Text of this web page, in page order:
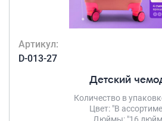
Артикул:
D-013-27
Детский
Количество в
Цвет: "В